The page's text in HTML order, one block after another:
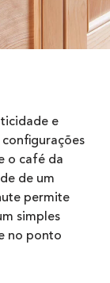
e
o café da
de um
permite
simples
no ponto